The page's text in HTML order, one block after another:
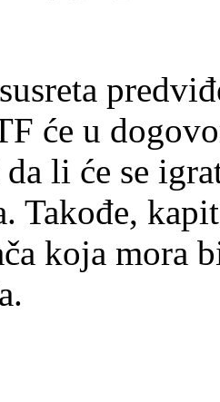
će u
li će se
Takođe,
koja mora